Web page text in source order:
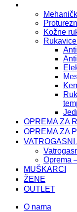
Kožne
OPREMA ZA
OPREMA ZA
Oprema
MUŠKARCI
ŽENE
OUTLET
O nama